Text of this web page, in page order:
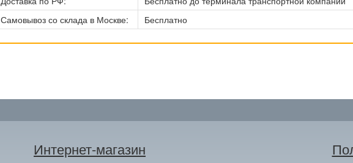
Самовывоз со склада в Москве:
Бесплатно
Интернет-магазин